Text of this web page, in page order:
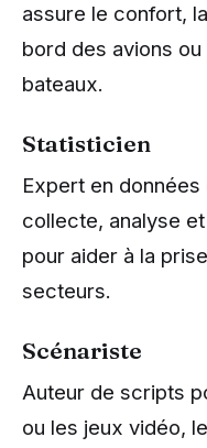
assure le confort,
bord des avions
bateaux.
Statisticien
Expert en
collecte, analyse
pour aider à la
secteurs.
Scénariste
Auteur de scripts
ou les jeux vidéo,